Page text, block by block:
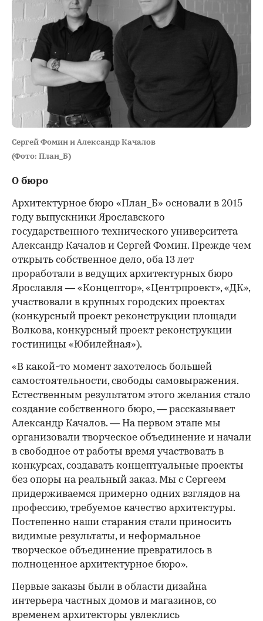
Сергей Фомин и Александр Качалов
(Фото: План_Б)
О бюро
Архитектурное бюро «План_Б» основали в 2015
году выпускники Ярославского
государственного технического университета
Александр Качалов и Сергей Фомин. Прежде чем
открыть собственное дело, оба 13 лет
проработали в ведущих архитектурных бюро
Ярославля — «Концептор», «Центрпроект», «ДК»,
участвовали в крупных городских проектах
(конкурсный проект реконструкции площади
Волкова, конкурсный проект реконструкции
гостиницы «Юбилейная»).
«В какой-то момент захотелось большей
самостоятельности, свободы самовыражения.
Естественным результатом этого желания стало
создание собственного бюро, — рассказывает
Александр Качалов. — На первом этапе мы
организовали творческое объединение и начали
в свободное от работы время участвовать в
конкурсах, создавать концептуальные проекты
без опоры на реальный заказ. Мы с Сергеем
придерживаемся примерно одних взглядов на
профессию, требуемое качество архитектуры.
Постепенно наши старания стали приносить
видимые результаты, и неформальное
творческое объединение превратилось в
полноценное архитектурное бюро».
Первые заказы были в области дизайна
интерьера частных домов и магазинов, со
временем архитекторы увлеклись